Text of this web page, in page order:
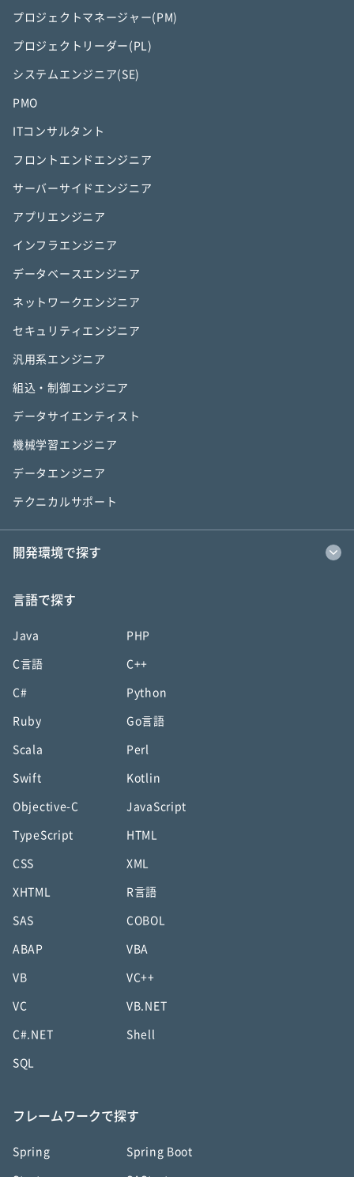
プロジェクトマネージャー(PM)
プロジェクトリーダー(PL)
システムエンジニア(SE)
PMO
ITコンサルタント
フロントエンドエンジニア
サーバーサイドエンジニア
アプリエンジニア
インフラエンジニア
データベースエンジニア
ネットワークエンジニア
セキュリティエンジニア
汎用系エンジニア
組込・制御エンジニア
データサイエンティスト
機械学習エンジニア
データエンジニア
テクニカルサポート
開発環境で探す
言語で探す
Java PHP
C言語 C++
C# Python
Ruby Go言語
Scala Perl
Swift Kotlin
Objective-C JavaScript
TypeScript HTML
CSS XML
XHTML R言語
SAS COBOL
ABAP VBA
VB VC++
VC VB.NET
C#.NET Shell
SQL
フレームワークで探す
Spring Spring Boot